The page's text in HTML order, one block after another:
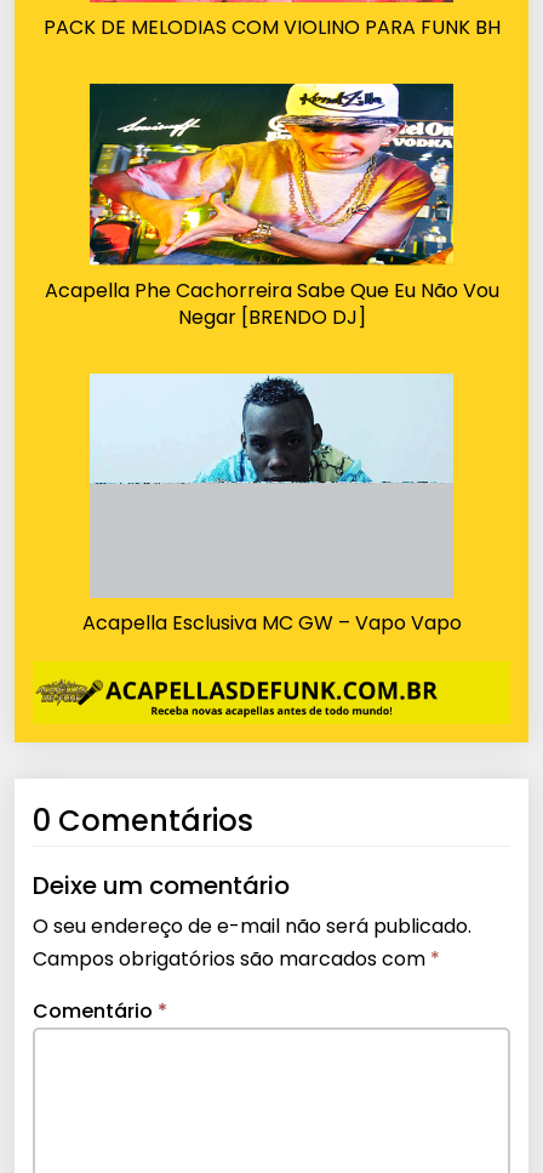
PACK DE MELODIAS COM VIOLINO PARA FUNK BH
Acapella Phe Cachorreira Sabe Que Eu Não Vou
Negar [BRENDO DJ]
Acapella Esclusiva MC GW – Vapo Vapo
0 Comentários
Deixe um comentário
O seu endereço de e-mail não será publicado.
Campos obrigatórios são marcados com *
Comentário *